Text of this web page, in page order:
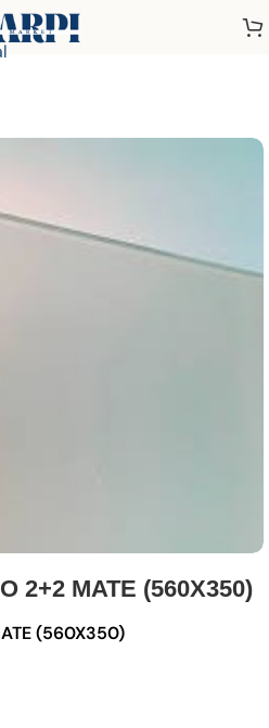
2+2 MATE (560X350)
(560X350)